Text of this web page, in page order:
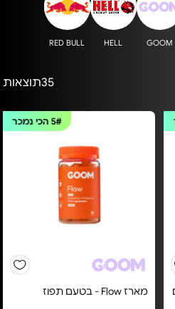
GOOM
HELL
RED BULL
35תוצאות
5#הכי נמכר
מארז Flow - בטעם תפוז